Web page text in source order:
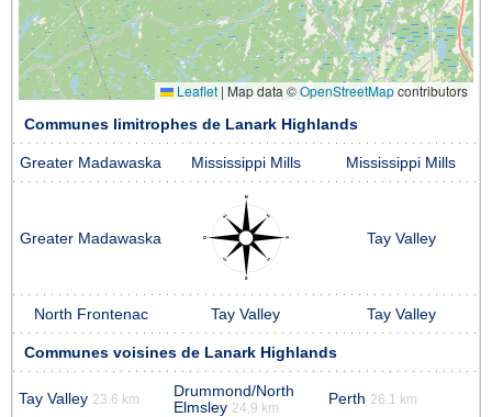
Leaflet | Map data ©OpenStreetMapcontributors
Communes limitrophes de Lanark Highlands
Greater Madawaska Mississippi Mills Mississippi Mills
Greater Madawaska Tay Valley
North Frontenac Tay Valley Tay Valley
Communes voisines de Lanark Highlands
Tay Valley 23.6 km
Drummond/North
Elmsley 24.9 km
Perth 26.1 km